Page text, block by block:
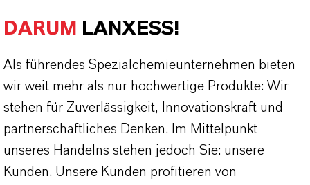
DARUM LANXESS!
Als führendes Spezialchemieunternehmen bieten
wir weit mehr als nur hochwertige Produkte: Wir
stehen für Zuverlässigkeit, Innovationskraft und
partnerschaftliches Denken. Im Mittelpunkt
unseres Handelns stehen jedoch Sie: unsere
Kunden. Unsere Kunden profitieren von